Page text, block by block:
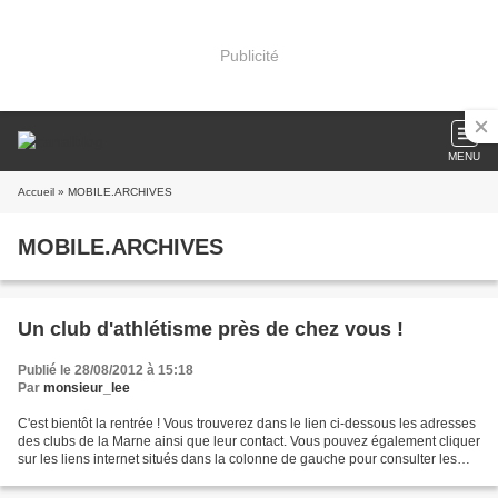
Publicité
MENU
Accueil » MOBILE.ARCHIVES
MOBILE.ARCHIVES
Un club d'athlétisme près de chez vous !
Publié le 28/08/2012 à 15:18
Par monsieur_lee
C'est bientôt la rentrée ! Vous trouverez dans le lien ci-dessous les adresses
des clubs de la Marne ainsi que leur contact. Vous pouvez également cliquer
sur les liens internet situés dans la colonne de gauche pour consulter les